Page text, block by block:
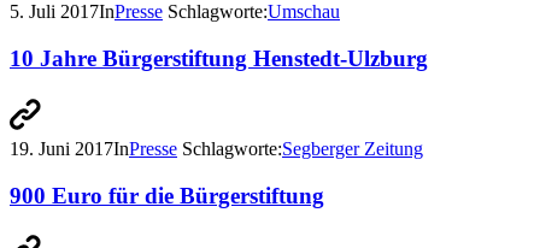
5. Juli 2017InPresse Schlagworte:Umschau
10 Jahre Bürgerstiftung Henstedt-Ulzburg
19. Juni 2017InPresse Schlagworte:Segberger Zeitung
900 Euro für die Bürgerstiftung